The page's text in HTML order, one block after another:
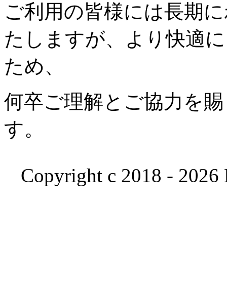
ご利用の皆様には長期
たしますが、より快適
ため、
何卒ご理解とご協力を
す。
Copyright c 2018 -